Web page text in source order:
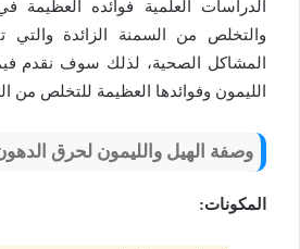
الدراسات العلمية فوائده
والتخلص من السمنة الزائدة
المشاكل الصحية، لذلك سوف نقدم
الليمون وفوائدها العظيمة للتخلص من
وصفة الهيل والليمون لحرق
المكونات: